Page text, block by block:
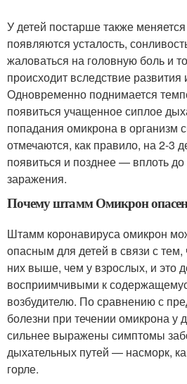
У детей постарше также
появляются усталость,
жаловаться на головную боль и
происходит вследствие развития
Одновременно поднимается
появиться учащенное сиплое
попадания омикрона в организм
отмечаются, как правило, на 2-3
появиться и позднее — вплоть
заражения.
Почему штамм Омикрон опасен
Штамм коронавируса омикрон
опасным для детей в связи с тем,
них выше, чем у взрослых, и это
восприимчивыми к
возбудителю. По сравнению с
болезни при течении омикрона у
сильнее выражены симптомы
дыхательных путей — насморк,
горле.